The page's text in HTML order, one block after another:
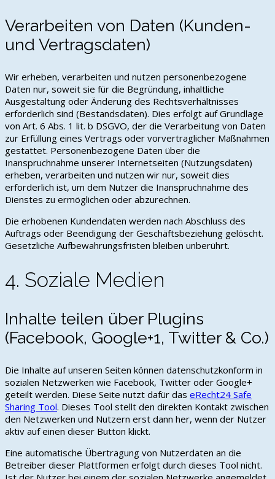
Verarbeiten von Daten (Kunden-
und Vertragsdaten)
Wir erheben, verarbeiten und nutzen personenbezogene
Daten nur, soweit sie für die Begründung, inhaltliche
Ausgestaltung oder Änderung des Rechtsverhältnisses
erforderlich sind (Bestandsdaten). Dies erfolgt auf Grundlage
von Art. 6 Abs. 1 lit. b DSGVO, der die Verarbeitung von Daten
zur Erfüllung eines Vertrags oder vorvertraglicher Maßnahmen
gestattet. Personenbezogene Daten über die
Inanspruchnahme unserer Internetseiten (Nutzungsdaten)
erheben, verarbeiten und nutzen wir nur, soweit dies
erforderlich ist, um dem Nutzer die Inanspruchnahme des
Dienstes zu ermöglichen oder abzurechnen.
Die erhobenen Kundendaten werden nach Abschluss des
Auftrags oder Beendigung der Geschäftsbeziehung gelöscht.
Gesetzliche Aufbewahrungsfristen bleiben unberührt.
4. Soziale Medien
Inhalte teilen über Plugins
(Facebook, Google+1, Twitter & Co.)
Die Inhalte auf unseren Seiten können datenschutzkonform in
sozialen Netzwerken wie Facebook, Twitter oder Google+
geteilt werden. Diese Seite nutzt dafür das eRecht24 Safe
Sharing Tool. Dieses Tool stellt den direkten Kontakt zwischen
den Netzwerken und Nutzern erst dann her, wenn der Nutzer
aktiv auf einen dieser Button klickt.
Eine automatische Übertragung von Nutzerdaten an die
Betreiber dieser Plattformen erfolgt durch dieses Tool nicht.